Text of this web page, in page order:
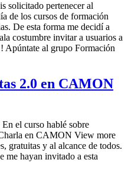
solicitado pertenecer al
de los cursos de formación
De esta forma me decidí a
costumbre invitar a usuarios a
Apúntate al grupo Formación
2.0 en CAMON
el curso hablé sobre
en CAMON View more
gratuitas y al alcance de todos.
me hayan invitado a esta